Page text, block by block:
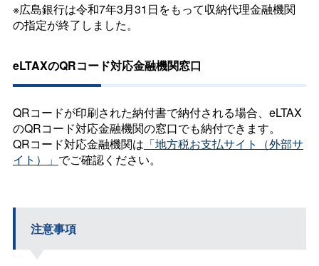
※広島銀行は令和7年3月31日をもって収納代理金融機関
の指定が終了しました。
eLTAXのQRコード対応金融機関窓口
QRコードが印刷された納付書で納付される場合、eLTAX
のQRコード対応金融機関の窓口でも納付できます。
QRコード対応金融機関は 「地方税お支払サイト（外部サ
イト）」 でご確認ください。
注意事項